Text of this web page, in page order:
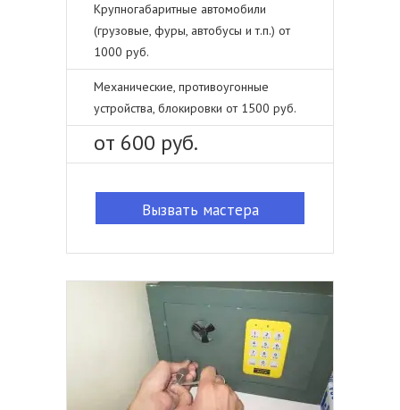
Крупногабаритные автомобили
(грузовые, фуры, автобусы и т.п.) от
1000 руб.
Механические, противоугонные
устройства, блокировки от 1500 руб.
от 600 руб.
Вызвать мастера